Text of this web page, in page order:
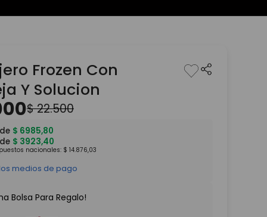
Frozen Con
Y Solucion
$22.500
$ 6985,80
$ 3923,40
nacionales: $ 14.876,03
medios de pago
Bolsa Para Regalo!